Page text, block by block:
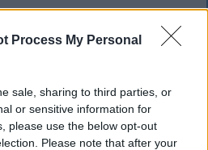
Process My Personal
sale, sharing to third parties, or
or sensitive information for
please use the below opt-out
Please note that after your